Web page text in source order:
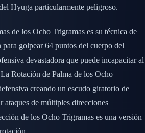
Hyuga particularmente peligroso.
de los Ocho Trigramas es su técnica de
golpear 64 puntos del cuerpo del
devastadora que puede incapacitar al
Rotación de Palma de los Ocho
creando un escudo giratorio de
ataques de múltiples direcciones
de los Ocho Trigramas es una versión